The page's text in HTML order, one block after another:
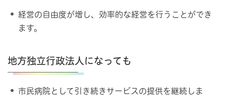
経営の自由度が増し、効率的な経営を行うことができ
ます。
地方独立行政法人になっても
市民病院として引き続きサービスの提供を継続しま